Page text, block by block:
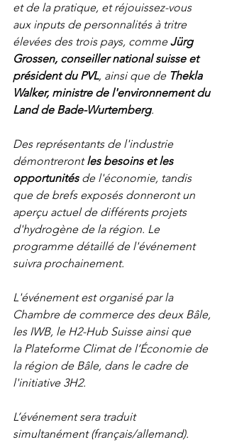
et de la pratique, et réjouissez-vous
aux inputs de personnalités à tritre
élevées des trois pays, comme Jürg
Grossen, conseiller national suisse et
président du PVL, ainsi que de Thekla
Walker, ministre de l'environnement du
Land de Bade-Wurtemberg.
Des représentants de l'industrie
démontreront les besoins et les
opportunités de l'économie, tandis
que de brefs exposés donneront un
aperçu actuel de différents projets
d'hydrogène de la région. Le
programme détaillé de l'événement
suivra prochainement.
L'événement est organisé par la
Chambre de commerce des deux Bâle,
les IWB, le H2-Hub Suisse ainsi que
la Plateforme Climat de l’Économie de
la région de Bâle, dans le cadre de
l'initiative 3H2.
L’événement sera traduit
simultanément (français/allemand).